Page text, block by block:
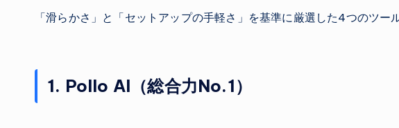
「滑らかさ」と「セットアップの手軽さ」を基準に厳選した4つのツー
1. Pollo AI（総合力No.1）